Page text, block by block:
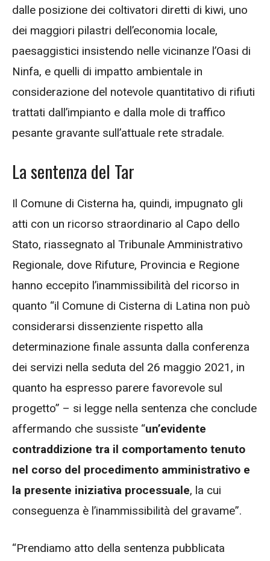
dalle posizione dei coltivatori diretti di kiwi, uno
dei maggiori pilastri dell’economia locale,
paesaggistici insistendo nelle vicinanze l’Oasi di
Ninfa, e quelli di impatto ambientale in
considerazione del notevole quantitativo di rifiuti
trattati dall’impianto e dalla mole di traffico
pesante gravante sull’attuale rete stradale.
La sentenza del Tar
Il Comune di Cisterna ha, quindi, impugnato gli
atti con un ricorso straordinario al Capo dello
Stato, riassegnato al Tribunale Amministrativo
Regionale, dove Rifuture, Provincia e Regione
hanno eccepito l’inammissibilità del ricorso in
quanto “il Comune di Cisterna di Latina non può
considerarsi dissenziente rispetto alla
determinazione finale assunta dalla conferenza
dei servizi nella seduta del 26 maggio 2021, in
quanto ha espresso parere favorevole sul
progetto” – si legge nella sentenza che conclude
affermando che sussiste “un’evidente
contraddizione tra il comportamento tenuto
nel corso del procedimento amministrativo e
la presente iniziativa processuale, la cui
conseguenza è l’inammissibilità del gravame”.
“Prendiamo atto della sentenza pubblicata